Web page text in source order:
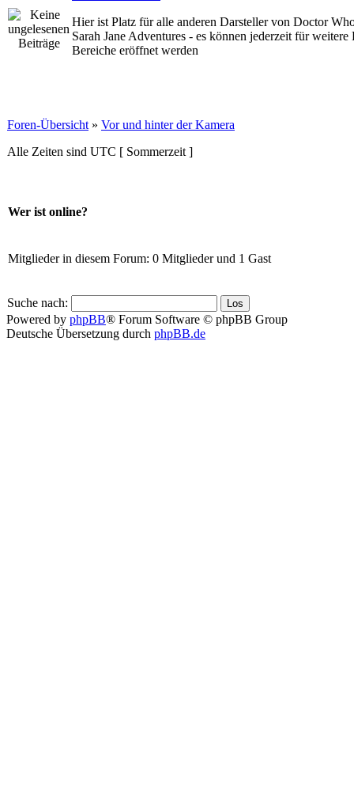
Hier ist Platz für alle anderen Darsteller von Doctor
Sarah Jane Adventures - es können jederzeit für weitere
Bereiche eröffnet werden
Foren-Übersicht » Vor und hinter der Kamera
Alle Zeiten sind UTC [ Sommerzeit ]
Wer ist online?
Mitglieder in diesem Forum: 0 Mitglieder und 1 Gast
Suche nach:
Powered by phpBB® Forum Software © phpBB Group
Deutsche Übersetzung durch phpBB.de